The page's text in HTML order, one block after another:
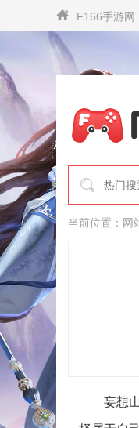
F166手游网
当前位置： 网
妄想